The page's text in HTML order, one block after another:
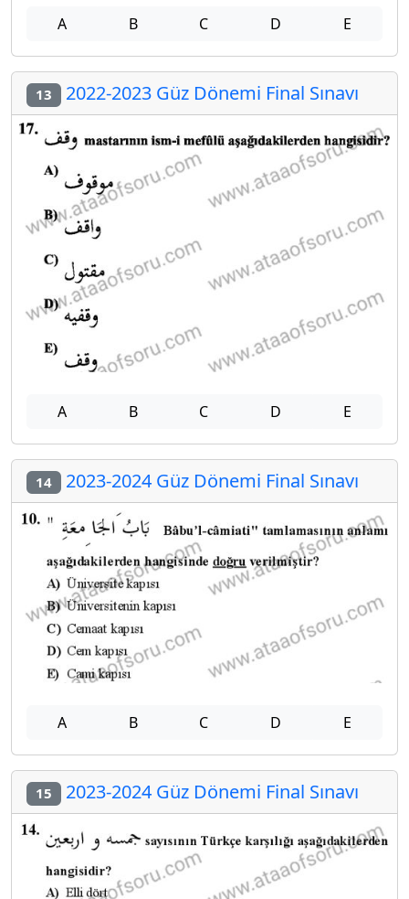
A B C D E
13 2022-2023 Güz Dönemi Final Sınavı
A B C D E
14 2023-2024 Güz Dönemi Final Sınavı
A B C D E
15 2023-2024 Güz Dönemi Final Sınavı